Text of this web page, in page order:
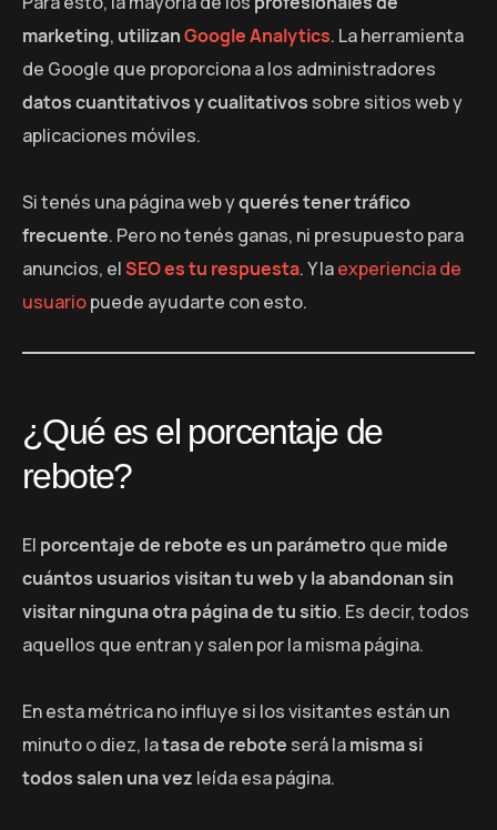
marketing, utilizanGoogle Analytics. La herramienta
de Google que proporciona a los administradores
datos cuantitativos y cualitativos sobre sitios web y
aplicaciones móviles.
Si tenés una página web yquerés tener tráfico
frecuente. Pero no tenés ganas, ni presupuesto para
anuncios, elSEO es tu respuesta. Y laexperiencia de
usuariopuede ayudarte con esto.
¿Qué es el porcentaje de
rebote?
El porcentaje de rebote es un parámetroque mide
cuántos usuarios visitan tu web y la abandonan sin
visitar ninguna otra página de tu sitio. Es decir, todos
aquellos que entran y salen por la misma página.
En esta métrica no influye si los visitantes están un
minuto o diez, latasa de rebote será lamisma si
todos salen una vez leída esa página.